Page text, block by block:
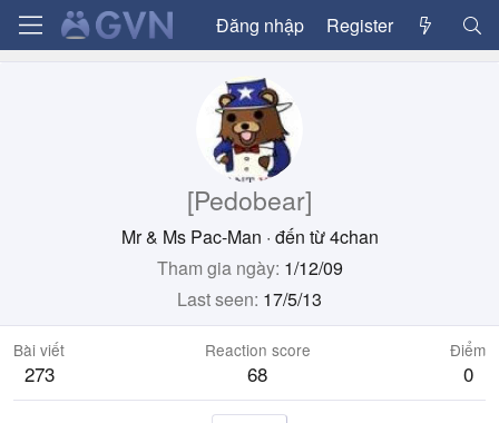
Đăng nhập Register
[Pedobear]
Mr & Ms Pac-Man · đến từ4chan
Tham gia ngày 1/12/09
Last seen 17/5/13
Bài viết
273
Reaction score
68
Điểm
0